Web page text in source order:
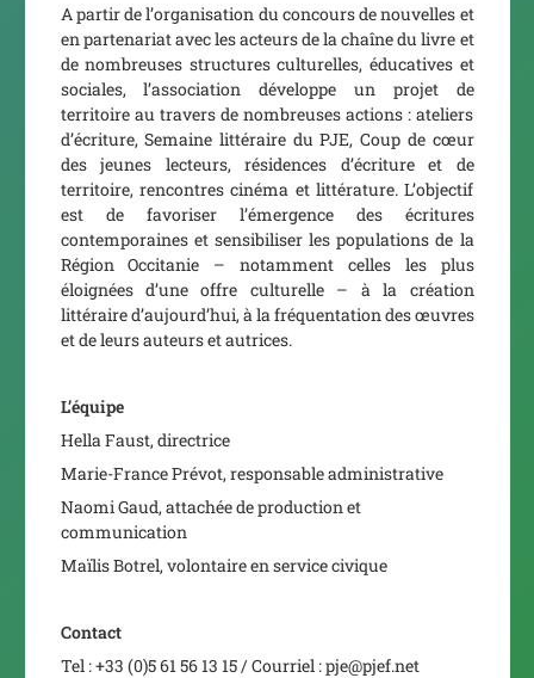
A partir de l’organisation du concours de nouvelles et
en partenariat avec les acteurs de la chaîne du livre et
de nombreuses structures culturelles, éducatives et
sociales, l’association développe un projet de
territoire au travers de nombreuses actions : ateliers
d’écriture, Semaine littéraire du PJE, Coup de cœur
des jeunes lecteurs, résidences d’écriture et de
territoire, rencontres cinéma et littérature. L’objectif
est de favoriser l’émergence des écritures
contemporaines et sensibiliser les populations de la
Région Occitanie – notamment celles les plus
éloignées d’une offre culturelle – à la création
littéraire d’aujourd’hui, à la fréquentation des œuvres
et de leurs auteurs et autrices.
L’équipe
Hella Faust, directrice
Marie-France Prévot, responsable administrative
Naomi Gaud, attachée de production et
communication
Maïlis Botrel, volontaire en service civique
Contact
Tel : +33 (0)5 61 56 13 15 / Courriel : pje@pjef.net